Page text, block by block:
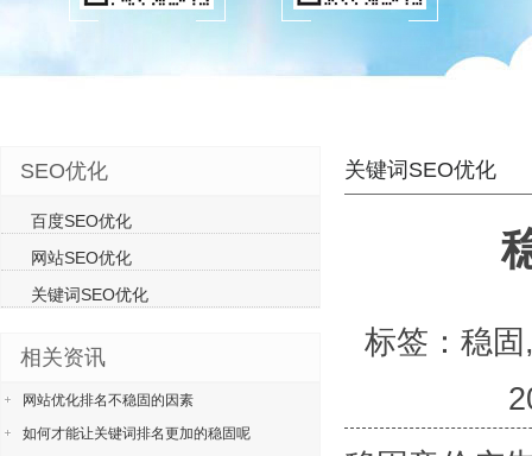
关键词SEO优化
标签：稳
SEO优化
百度SEO优化
网站SEO优化
关键词SEO优化
相关资讯
网站优化排名不稳固的因素
如何才能让关键词排名更加的稳固呢